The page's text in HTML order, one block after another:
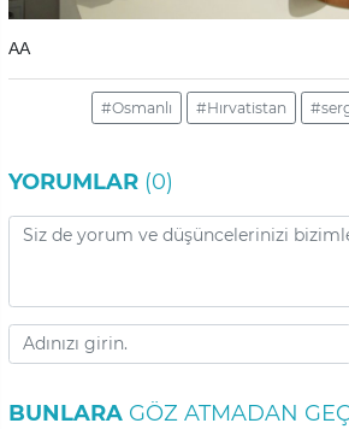
AA
#Osmanlı #Hırvatistan
YORUMLAR (0)
BUNLARA GÖZ ATMADAN